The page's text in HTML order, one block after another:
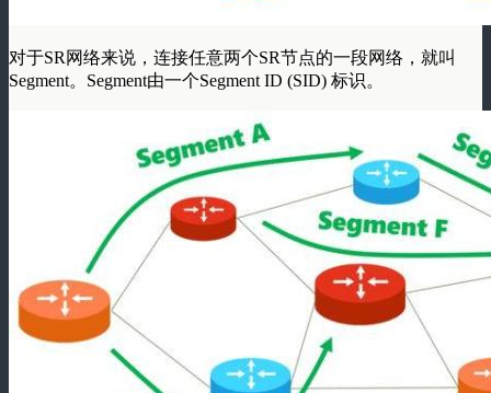
对于SR网络来说，连接任意两个SR节点的一段网络，就叫
Segment。Segment由一个Segment ID (SID) 标识。